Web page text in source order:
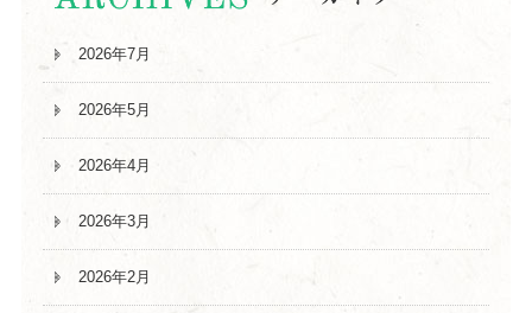
2026年7月
2026年5月
2026年4月
2026年3月
2026年2月